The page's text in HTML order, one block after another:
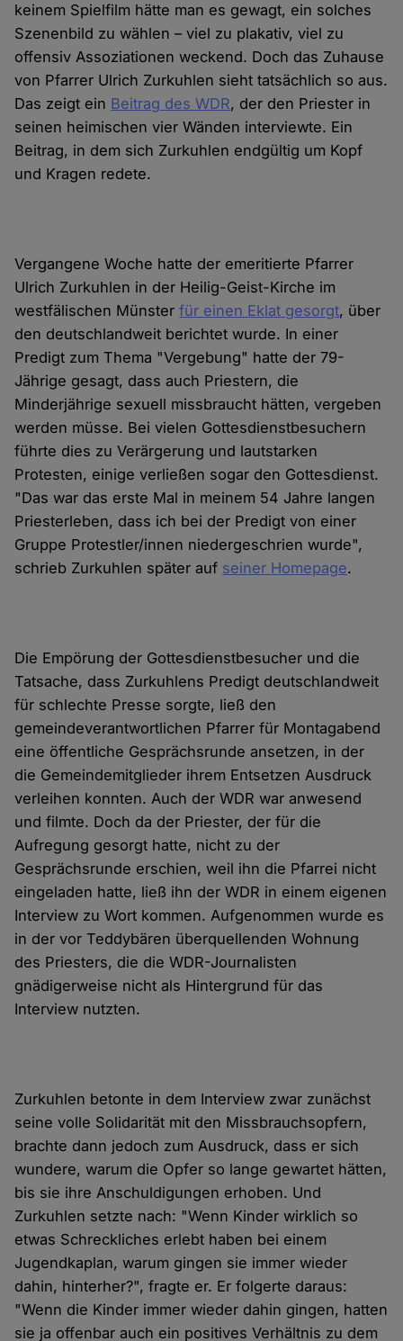
keinem Spielfilm hätte man es gewagt, ein solches
Szenenbild zu wählen – viel zu plakativ, viel zu
offensiv Assoziationen weckend. Doch das Zuhause
von Pfarrer Ulrich Zurkuhlen sieht tatsächlich so aus.
Das zeigt ein Beitrag des WDR, der den Priester in
seinen heimischen vier Wänden interviewte. Ein
Beitrag, in dem sich Zurkuhlen endgültig um Kopf
und Kragen redete.
Vergangene Woche hatte der emeritierte Pfarrer
Ulrich Zurkuhlen in der Heilig-Geist-Kirche im
westfälischen Münsterfür einen Eklat gesorgt, über
den deutschlandweit berichtet wurde. In einer
Predigt zum Thema "Vergebung" hatte der 79-
Jährige gesagt, dass auch Priestern, die
Minderjährige sexuell missbraucht hätten, vergeben
werden müsse. Bei vielen Gottesdienstbesuchern
führte dies zu Verärgerung und lautstarken
Protesten, einige verließen sogar den Gottesdienst.
"Das war das erste Mal in meinem 54 Jahre langen
Priesterleben, dass ich bei der Predigt von einer
Gruppe Protestler/innen niedergeschrien wurde",
schrieb Zurkuhlen später auf seiner Homepage.
Die Empörung der Gottesdienstbesucher und die
Tatsache, dass Zurkuhlens Predigt deutschlandweit
für schlechte Presse sorgte, ließ den
gemeindeverantwortlichen Pfarrer für Montagabend
eine öffentliche Gesprächsrunde ansetzen, in der
die Gemeindemitglieder ihrem Entsetzen Ausdruck
verleihen konnten. Auch der WDR war anwesend
und filmte. Doch da der Priester, der für die
Aufregung gesorgt hatte, nicht zu der
Gesprächsrunde erschien, weil ihn die Pfarrei nicht
eingeladen hatte, ließ ihn der WDR in einem eigenen
Interview zu Wort kommen. Aufgenommen wurde es
in der vor Teddybären überquellenden Wohnung
des Priesters, die die WDR-Journalisten
gnädigerweise nicht als Hintergrund für das
Interview nutzten.
Zurkuhlen betonte in dem Interview zwar zunächst
seine volle Solidarität mit den Missbrauchsopfern,
brachte dann jedoch zum Ausdruck, dass er sich
wundere, warum die Opfer so lange gewartet hätten,
bis sie ihre Anschuldigungen erhoben. Und
Zurkuhlen setzte nach: "Wenn Kinder wirklich so
etwas Schreckliches erlebt haben bei einem
Jugendkaplan, warum gingen sie immer wieder
dahin, hinterher?", fragte er. Er folgerte daraus:
"Wenn die Kinder immer wieder dahin gingen, hatten
sie ja offenbar auch ein positives Verhältnis zu dem